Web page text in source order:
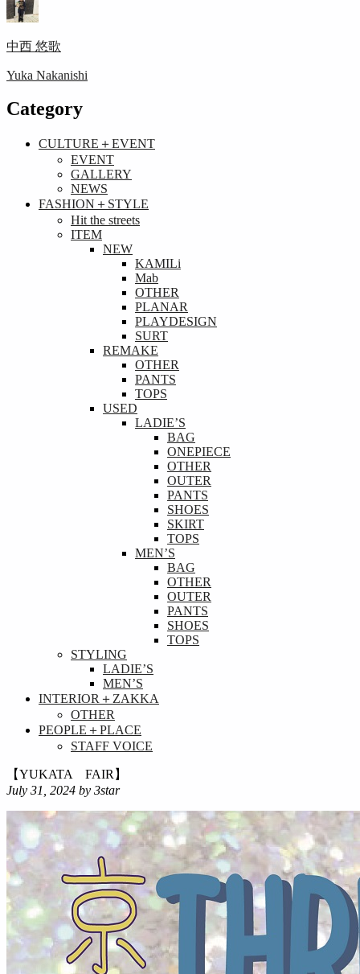
中西 悠歌
Yuka Nakanishi
Category
CULTURE＋EVENT
EVENT
GALLERY
NEWS
FASHION＋STYLE
Hit the streets
ITEM
NEW
KAMILi
Mab
OTHER
PLANAR
PLAYDESIGN
SURT
REMAKE
OTHER
PANTS
TOPS
USED
LADIE’S
BAG
ONEPIECE
OTHER
OUTER
PANTS
SHOES
SKIRT
TOPS
MEN’S
BAG
OTHER
OUTER
PANTS
SHOES
TOPS
STYLING
LADIE’S
MEN’S
INTERIOR＋ZAKKA
OTHER
PEOPLE＋PLACE
STAFF VOICE
【YUKATA FAIR】
July 31, 2024 by 3star